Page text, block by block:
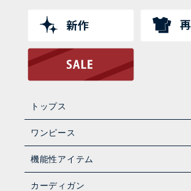
トップス
ワンピース
機能性アイテム
カーディガン